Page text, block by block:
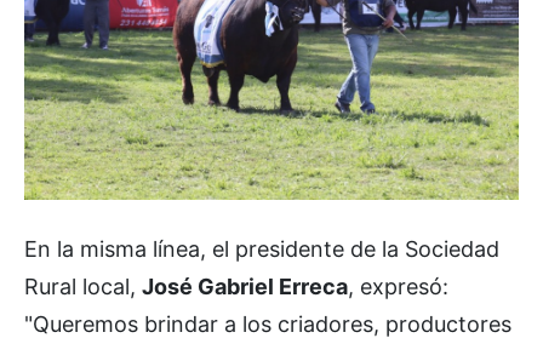
En la misma línea, el presidente de la Sociedad
Rural local, José Gabriel Erreca, expresó:
"Queremos brindar a los criadores, productores